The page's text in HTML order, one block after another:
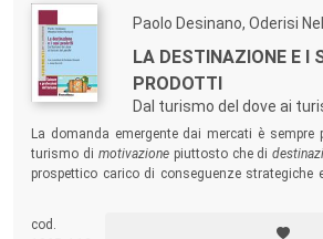
Paolo Desinano, Oderisi
LA DESTINAZIONE E I
PRODOTTI
Dal turismo del dove ai
La domanda emergente dai mercati è sempre
turismo di motivazionepiuttosto che di
prospettico carico di conseguenze strategiche
attori del turismo. Il libro sviluppa tale
destination management
. Un testo per
cod.